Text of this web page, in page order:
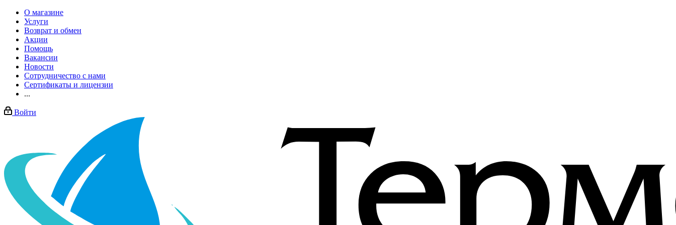
О магазине
Услуги
Возврат и обмен
Акции
Помощь
Вакансии
Новости
Сотрудничество с нами
Сертификаты и лицензии
...
Войти